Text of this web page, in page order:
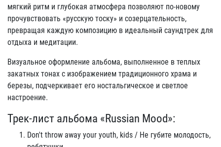
мягкий ритм и глубокая атмосфера позволяют по-новому
прочувствовать «русскую тоску» и созерцательность,
превращая каждую композицию в идеальный саундтрек для
отдыха и медитации.
Визуальное оформление альбома, выполненное в теплых
закатных тонах с изображением традиционного храма и
березы, подчеркивает его ностальгическое и светлое
настроение.
Трек-лист альбома «Russian Mood»:
Don't throw away your youth, kids / Не губите молодость,